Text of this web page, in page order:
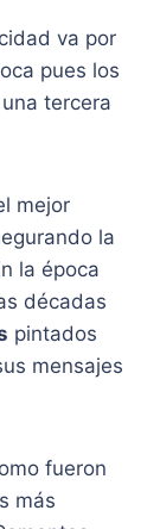
va por
pues los
tercera
mejor
la
la época
décadas
pintados
mensajes
fueron
más